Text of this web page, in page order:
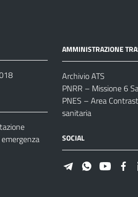
AMMINISTRAZIONE
Archivio ATS
PNRR – Missione 6
PNES – Area
sanitaria
SOCIAL